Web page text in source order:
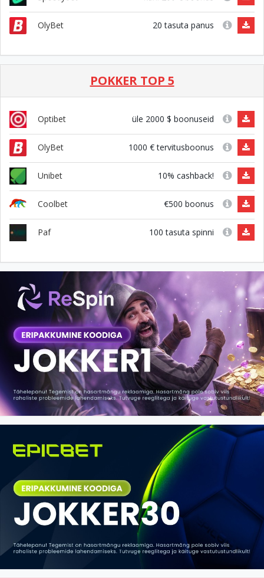
OlyBet 20 tasuta panus
POKKER TOP 5
Optibet üle 2000 $ boonuseid
OlyBet 1000 € tervitusboonus
Unibet 10% cashback!
Coolbet €500 boonus
Paf 100 tasuta spinni